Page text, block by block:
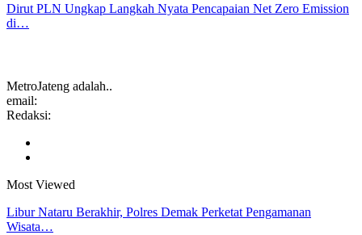
Dirut PLN Ungkap Langkah Nyata Pencapaian Net Zero Emission
di…
MetroJateng adalah..
email:
Redaksi:
Most Viewed
Libur Nataru Berakhir, Polres Demak Perketat Pengamanan
Wisata…